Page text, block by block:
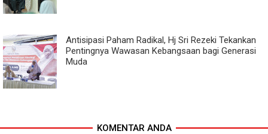
Antisipasi Paham Radikal, Hj Sri Rezeki Tekankan
Pentingnya Wawasan Kebangsaan bagi Generasi
Muda
KOMENTAR ANDA